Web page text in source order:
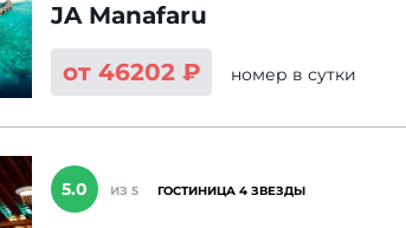
JA Manafaru
от 46202 ₽
номер в сутки
5.0 ИЗ 5 ГОСТИНИЦА 4 ЗВЕЗДЫ